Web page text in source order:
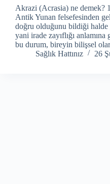
Akrazi (Acrasia) ne demek?
Antik Yunan felsefesinden
doğru olduğunu bildiği halde
yani irade zayıflığı
bu durum, bireyin bilişsel
Sağlık Hattınız
26